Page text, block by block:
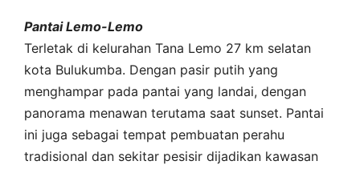
Pantai Lemo-Lemo
Terletak di kelurahan Tana Lemo 27 km selatan
kota Bulukumba. Dengan pasir putih yang
menghampar pada pantai yang landai, dengan
panorama menawan terutama saat sunset. Pantai
ini juga sebagai tempat pembuatan perahu
tradisional dan sekitar pesisir dijadikan kawasan